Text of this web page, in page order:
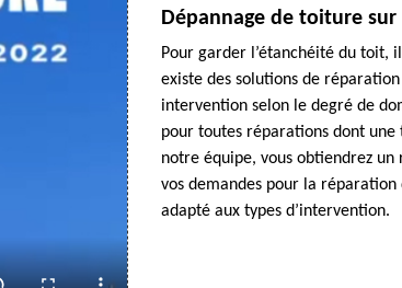
Dépannage de toiture sur
Pour garder l’étanchéité du toit,
existe des solutions de
intervention selon le degré de
pour toutes réparations dont
notre équipe, vous obtiendrez
vos demandes pour la
adapté aux types d’intervention.